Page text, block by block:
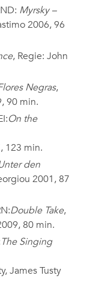
Myrsky –
2006, 96
, Regie: John
Negras,
90 min.
On the
, 123 min.
den
2001, 87
Double Take,
80 min.
The Singing
James Tusty